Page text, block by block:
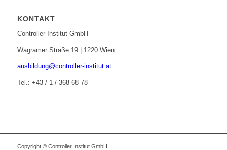
KONTAKT
Controller Institut GmbH
Wagramer Straße 19 | 1220 Wien
ausbildung@controller-institut.at
Tel.: +43 / 1 / 368 68 78
Copyright © Controller Institut GmbH